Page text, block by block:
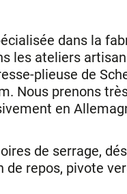
dans la
les ateliers
plieuse de
Nous prenons
en
de serrage,
repos, pivote